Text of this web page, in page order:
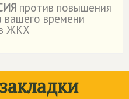
против повышения
времени
ЖКХ